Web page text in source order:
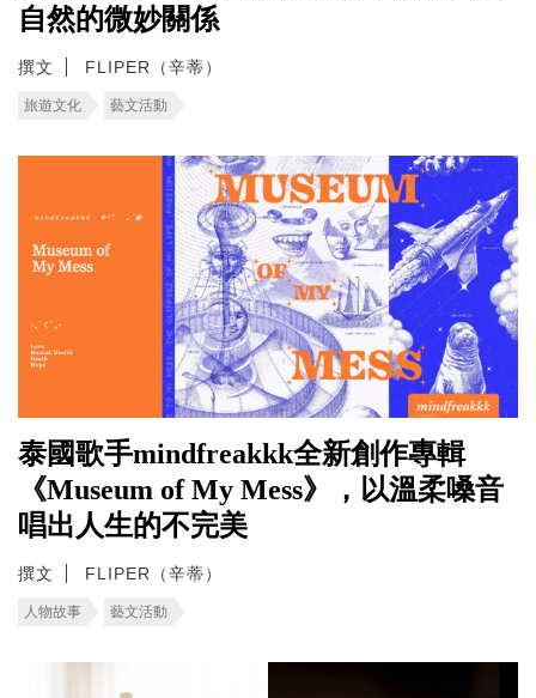
自然的微妙關係
撰文 FLIPER（辛蒂）
旅遊文化 藝文活動
泰國歌手mindfreakkk全新創作專輯
《Museum of My Mess》，以溫柔嗓音
唱出人生的不完美
撰文 FLIPER（辛蒂）
人物故事 藝文活動